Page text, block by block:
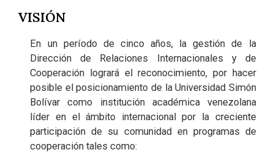
VISIÓN
En un período de cinco años, la gestión de la
Dirección de Relaciones Internacionales y de
Cooperación logrará el reconocimiento, por hacer
posible el posicionamiento de la Universidad Simón
Bolívar como institución académica venezolana
líder en el ámbito internacional por la creciente
participación de su comunidad en programas de
cooperación tales como: